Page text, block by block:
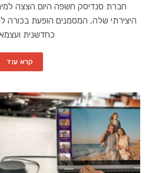
חברת סנדיסק חשפה היום הצצה
היצירתי שלה, המסמנים הופעת
כחדשנית
קרא עוד